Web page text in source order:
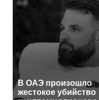
В ОАЭ произошло
жестокое убийство